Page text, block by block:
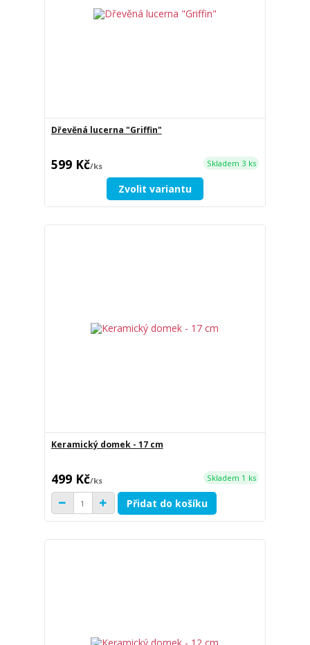
Dřevěná lucerna "Griffin"
599 Kč/ks Skladem 3 ks
Zvolit variantu
Keramický domek - 17 cm
499 Kč/ks Skladem 1 ks
Přidat do košíku